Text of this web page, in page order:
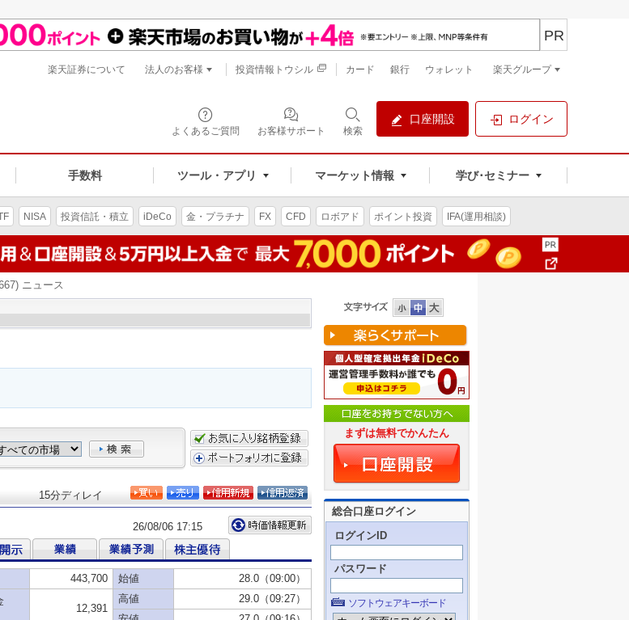
よくあるご質問 お客様サポート 検索
口座開設 ログイン
手数料 ツール・アプリ マーケット情報 学び･セミナー
PR
楽天証券について 法人のお客様 投資情報トウシル カード 銀行 ウォレット 楽天グループ
NISA 投資信託・積立 iDeCo 金・プラチナ FX CFD ロボアド ポイント投資 IFA(運用相談)
ニュース
まずは無料でかんたん
総合口座ログイン
ログインID
パスワード
ソフトウェアキーボード